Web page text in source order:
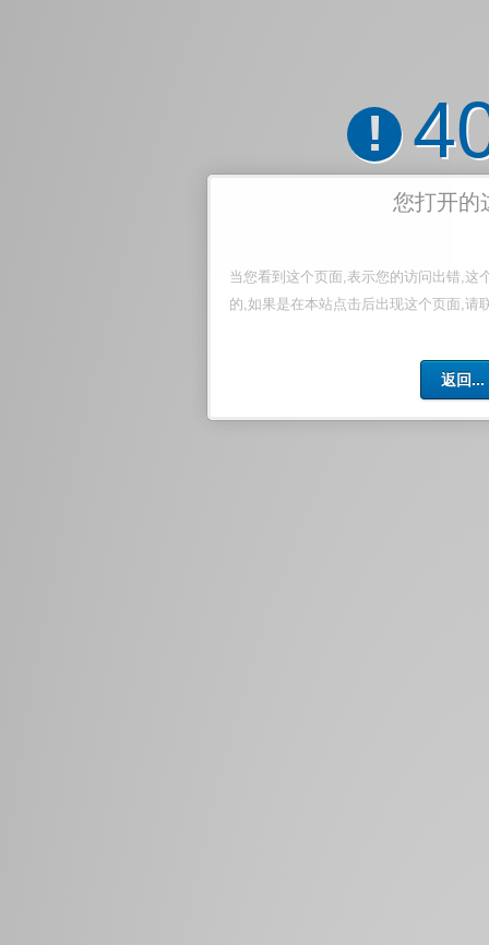
!
您打开的
当您看到这个页面,表示您的访问出错,这
的,如果是在本站点击后出现这个页面,请
返回...